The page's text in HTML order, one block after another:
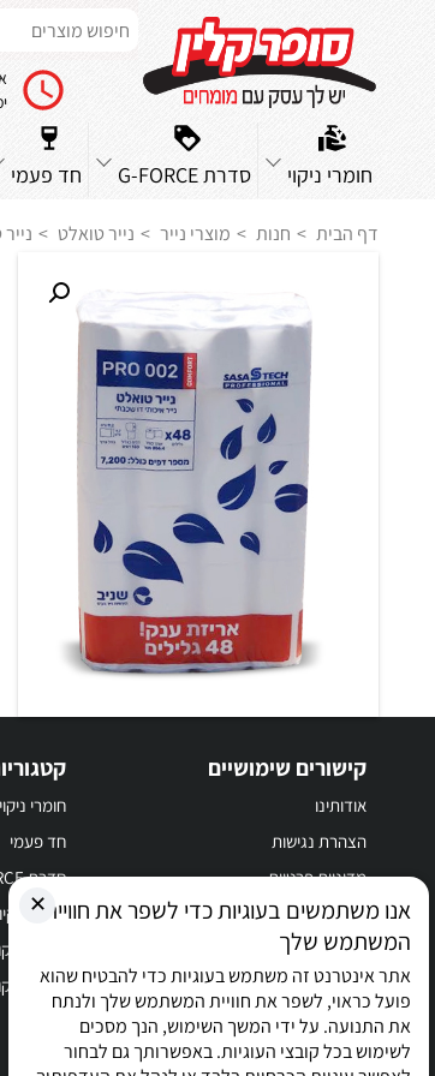
א
חומרי ניקוי סדרת G-FORCE חד פעמי
דף הבית חנות מוצרי נייר נייר טואלט נייר
קישורים שימושיים
אודותינו
הצהרת נגישות
מדיניות פרטיות
תקנון
צור קשר
חומרי ניקוי
חד פעמי
סדרת G-FORCE
מוצרי
חומר
חומר
✕אנו משתמשים בעוגיות כדי לשפר את חוויית
המשתמש שלך
אתר אינטרנט זה משתמש בעוגיות כדי להבטיח שהוא
פועל כראוי, לשפר את חוויית המשתמש שלך ולנתח
את התנועה. על ידי המשך השימוש, הנך מסכים
לשימוש בכל קובצי העוגיות. באפשרותך גם לבחור